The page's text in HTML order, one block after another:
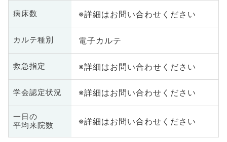
病床数 ※詳細はお問い合わせください
カルテ種別 電子カルテ
救急指定 ※詳細はお問い合わせください
学会認定状況 ※詳細はお問い合わせください
一日の
平均来院数
※詳細はお問い合わせください